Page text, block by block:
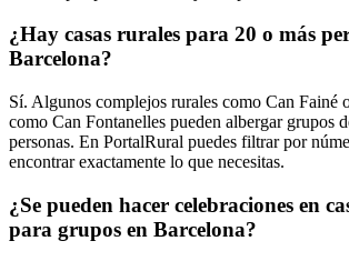
¿Hay casas rurales para 20 o más
Barcelona?
Sí. Algunos complejos rurales como Can Fainé
como Can Fontanelles pueden albergar grupos
personas. En PortalRural puedes filtrar por
encontrar exactamente lo que necesitas.
¿Se pueden hacer celebraciones en
para grupos en Barcelona?